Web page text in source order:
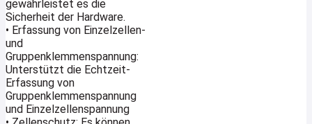
gewährleistet es die
Sicherheit der Hardware.
• Erfassung von Einzelzellen-
und
Gruppenklemmenspannung:
Unterstützt die Echtzeit-
Erfassung von
Gruppenklemmenspannung
und Einzelzellenspannung